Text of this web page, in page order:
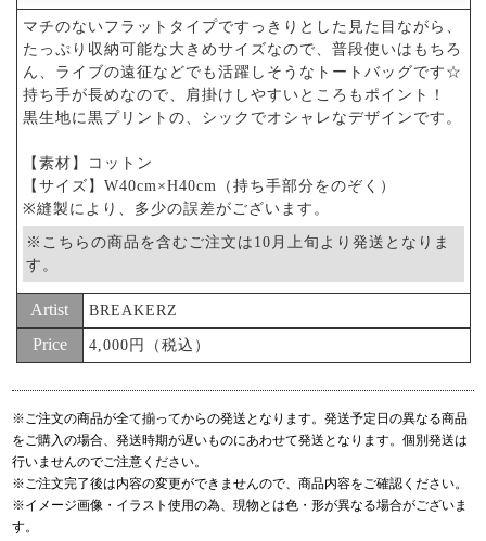
マチのないフラットタイプですっきりとした見た目ながら、
たっぷり収納可能な大きめサイズなので、普段使いはもちろ
ん、ライブの遠征などでも活躍しそうなトートバッグです☆
持ち手が長めなので、肩掛けしやすいところもポイント！
黒生地に黒プリントの、シックでオシャレなデザインです。
【素材】コットン
【サイズ】W40cm×H40cm（持ち手部分をのぞく）
※縫製により、多少の誤差がございます。
※こちらの商品を含むご注文は10月上旬より発送となりま
す。
Artist BREAKERZ
Price 4,000円（税込）
※ご注文の商品が全て揃ってからの発送となります。発送予定日の異なる商品
をご購入の場合、発送時期が遅いものにあわせて発送となります。個別発送は
行いませんのでご注意ください。
※ご注文完了後は内容の変更ができませんので、商品内容をご確認ください。
※イメージ画像・イラスト使用の為、現物とは色・形が異なる場合がございま
す。